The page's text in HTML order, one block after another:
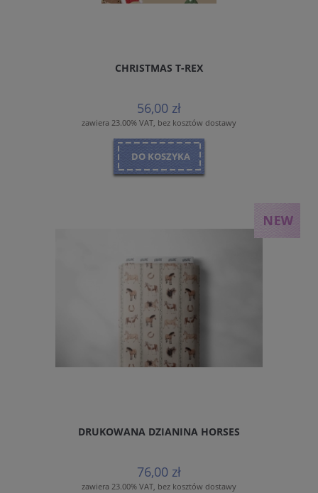
CHRISTMAS T-REX
56,00 zł
zawiera 23.00% VAT, bez kosztów dostawy
DO KOSZYKA
DRUKOWANA DZIANINA HORSES
76,00 zł
zawiera 23.00% VAT, bez kosztów dostawy